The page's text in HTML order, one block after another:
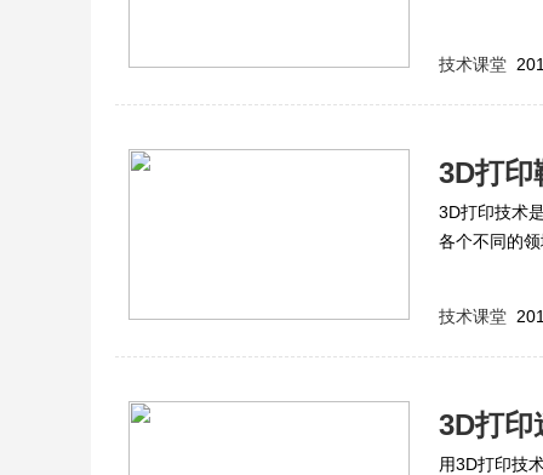
技术课堂
3D打印
3D打印技术
各个不同的
技术课堂
3D打印
用3D打印技